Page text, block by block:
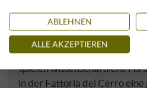
kultiviert. Da einige
und wichtigsten der
sie für die Klonselektion
spielen wissenschaftliche
in der Fattoria del Cerro eine
ABLEHNEN
ALLE AKZEPTIEREN